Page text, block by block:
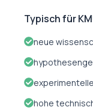
Typisch für
neue
hohe